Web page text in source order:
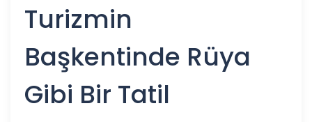
Turizmin
Başkentinde Rüya
Gibi Bir Tatil